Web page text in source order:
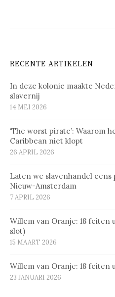
RECENTE ARTIKELEN
In deze kolonie maakte
slavernij
14 MEI 2026
‘The worst pirate’: Waarom
Caribbean niet klopt
26 APRIL 2026
Laten we slavenhandel
Nieuw-Amsterdam
7 APRIL 2026
Willem van Oranje: 18 feiten
slot)
15 MAART 2026
Willem van Oranje: 18 feiten
23 JANUARI 2026